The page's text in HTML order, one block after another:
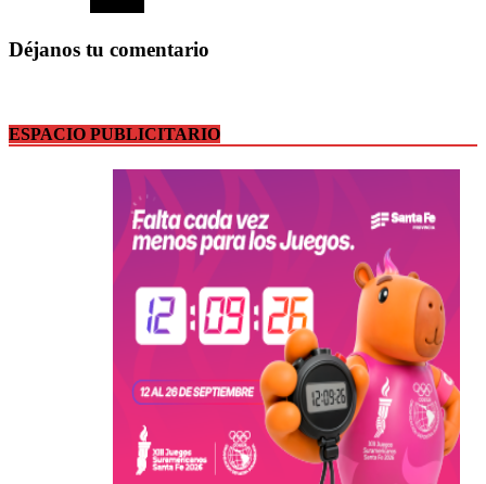
Déjanos tu comentario
ESPACIO PUBLICITARIO